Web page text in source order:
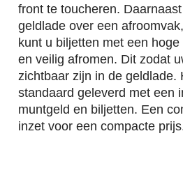
front te toucheren.
geldlade over een
kunt u biljetten met een
en veilig afromen. Dit zodat
zichtbaar zijn in de geldlade.
standaard geleverd met een
muntgeld en biljetten. Een
inzet voor een compacte